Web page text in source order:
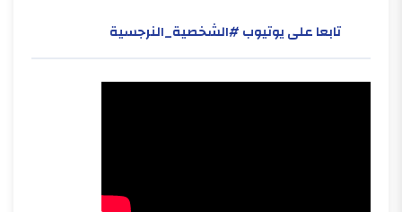
تابعا على يوتيوب #الشخصية_النرجسية